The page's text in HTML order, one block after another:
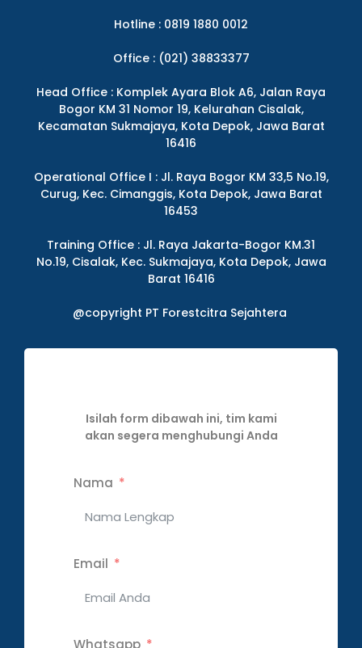
Hotline : 0819 1880 0012
Office : (021) 38833377
Head Office : Komplek Ayara Blok A6, Jalan Raya
Bogor KM 31 Nomor 19, Kelurahan Cisalak,
Kecamatan Sukmajaya, Kota Depok, Jawa Barat
16416
Operational Office I : Jl. Raya Bogor KM 33,5 No.19,
Curug, Kec. Cimanggis, Kota Depok, Jawa Barat
16453
Training Office : Jl. Raya Jakarta-Bogor KM.31
No.19, Cisalak, Kec. Sukmajaya, Kota Depok, Jawa
Barat 16416
@copyright PT Forestcitra Sejahtera
Isilah form dibawah ini, tim kami
akan segera menghubungi Anda
Nama
Email